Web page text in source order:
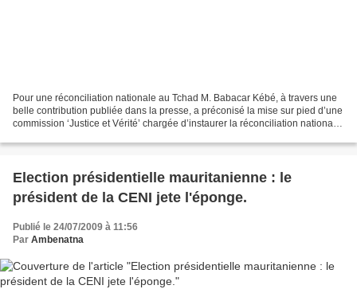
Pour une réconciliation nationale au Tchad M. Babacar Kébé, à travers une
belle contribution publiée dans la presse, a préconisé la mise sur pied d’une
commission ‘Justice et Vérité’ chargée d’instaurer la réconciliation nationale
Election présidentielle mauritanienne : le
président de la CENI jete l'éponge.
Publié le 24/07/2009 à 11:56
Par Ambenatna